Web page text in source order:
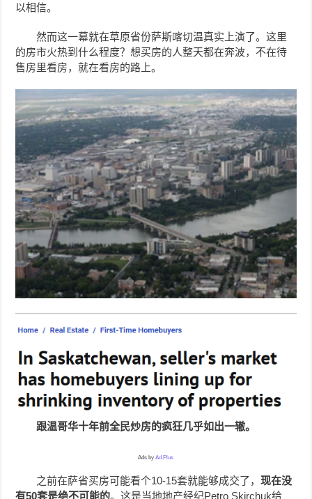
以相信。
然而这一幕就在草原省份萨斯喀切温真实上演了。这里
的房市火热到什么程度？想买房的人整天都在奔波，不在待
售房里看房，就在看房的路上。
跟温哥华十年前全民炒房的疯狂几乎如出一辙。
Ads byAd.Plus
之前在萨省买房可能看个10-15套就能够成交了，现在没
有50套是绝不可能的。这是当地地产经纪Petro Skirchuk给